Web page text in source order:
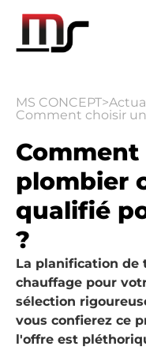
MS CONCEPT>
Comment choisir
plombier
qualifié
?
La planification de
chauffage pour
sélection
vous confierez ce
l'offre est